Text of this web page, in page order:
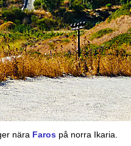
nära Faros på norra Ikaria.